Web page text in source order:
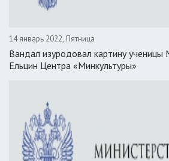
14 январь 2022, Пятница
Вандал изуродовал картину ученицы
Ельцин Центра «Минкультуры»